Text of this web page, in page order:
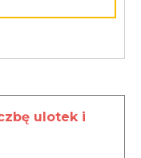
ulotek i